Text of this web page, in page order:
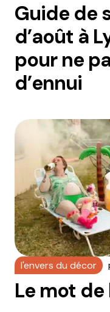
Guide de
d’août à
pour ne
d’ennui
l'envers du décor
Le mot